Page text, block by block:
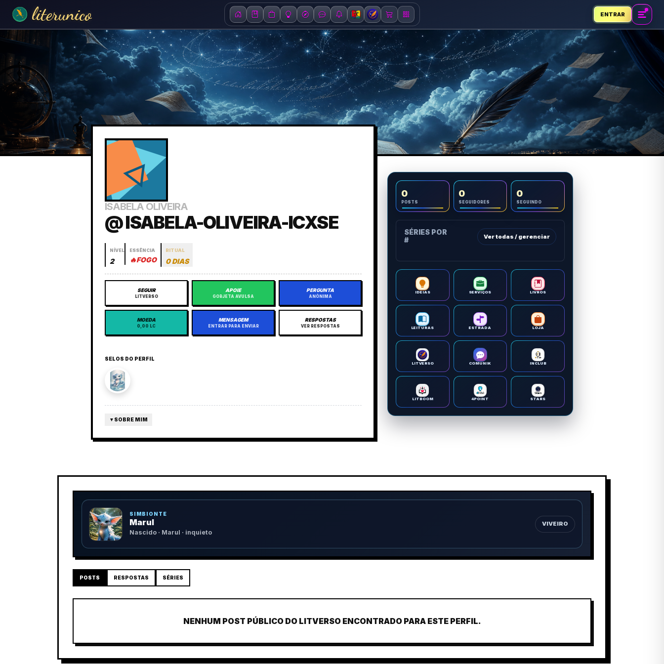
literunico ENTRAR
ISABELA OLIVEIRA
@ ISABELA-OLIVEIRA-ICXSE
NÍVEL
2
ESSÊNCIA
🔥FOGO
RITUAL
0 DIAS
SEGUIR
LITVERSO
APOIE
GORJETA AVULSA
PERGUNTA
ANÔNIMA
MOEDA
0,00 LC
MENSAGEM
ENTRAR PARA ENVIAR
RESPOSTAS
VER RESPOSTAS
SELOS DO PERFIL
▼ SOBRE MIM
0
POSTS
0
SEGUIDORES
0
SEGUINDO
SÉRIES POR
#
Ver todas / gerenciar
IDEIAS SERVIÇOS LIVROS
LEITURAS ESTRADA LOJA
LITVERSO COMUNIK INCLUB
LITBOOM 4POINT STARS
SIMBIONTE
Marul
Nascido · Marul · inquieto
VIVEIRO
POSTS RESPOSTAS SÉRIES
NENHUM POST PÚBLICO DO LITVERSO ENCONTRADO PARA ESTE PERFIL.